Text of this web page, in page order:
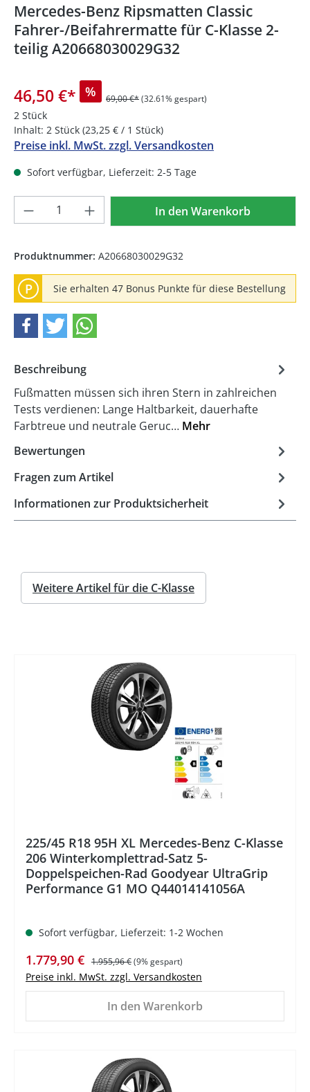
Mercedes-Benz Ripsmatten Classic
Fahrer-/Beifahrermatte für C-Klasse 2-
teilig A20668030029G32
46,50 €* % 69,00 €*(32.61% gespart)
2 Stück
Inhalt: 2 Stück (23,25 € / 1 Stück)
Preise inkl. MwSt. zzgl. Versandkosten
Sofort verfügbar, Lieferzeit: 2-5 Tage
Produkt Anzahl: Gib denIn den Warenkorb
Produktnummer: A20668030029G32
P Sie erhalten 47 Bonus Punkte für diese Bestellung
Beschreibung
Fußmatten müssen sich ihren Stern in zahlreichen
Tests verdienen: Lange Haltbarkeit, dauerhafte
Farbtreue und neutrale Geruc… Mehr
Bewertungen
Fragen zum Artikel
Informationen zur Produktsicherheit
Weitere Artikel für die C-Klasse
225/45 R18 95H XL Mercedes-Benz C-Klasse
206 Winterkomplettrad-Satz 5-
Doppelspeichen-Rad Goodyear UltraGrip
Performance G1 MO Q44014141056A
Sofort verfügbar, Lieferzeit: 1-2 Wochen
Verkaufspreis:
1.779,90 € Regulärer Preis:
1.955,96 €(9% gespart)
Preise inkl. MwSt. zzgl. Versandkosten
In den Warenkorb